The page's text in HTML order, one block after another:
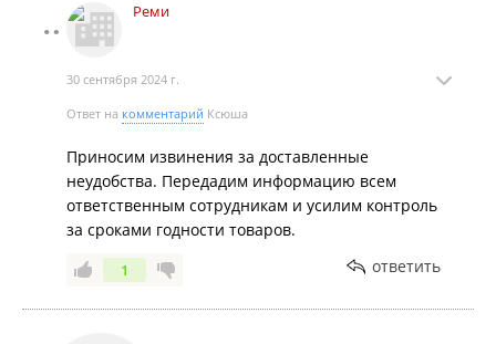
Реми
30 сентября 2024 г.
Ответ на комментарий Ксюша
Приносим извинения за доставленные
неудобства. Передадим информацию всем
ответственным сотрудникам и усилим контроль
за сроками годности товаров.
1 ответить